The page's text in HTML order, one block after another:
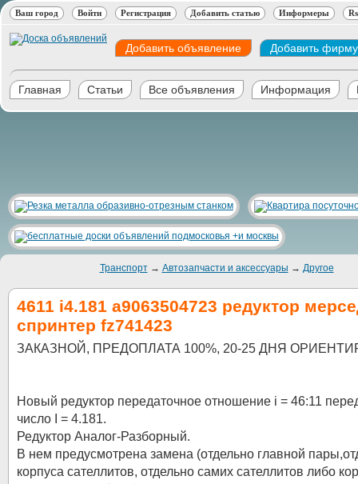
Ваш город Войти Регистрация Добавить статью Информеры
Добавить объявление Добавить фирму
Главная Статьи Все объявления Информация
Транспорт→ Автозапчасти и аксессуары → Другое
4611 i4.181 a9063504723 редуктор
спринтер fz741423
ЗАКАЗНОЙ, ПРЕДОПЛАТА 100%, 20-25 ДНЯ
Новый редуктор передаточное отношение i = 46:11
число I = 4.181.
Редуктор Аналог-Разборный.
В нем предусмотрена замена (отдельно главной
корпуса сателлитов, отдельно самих сателлитов либо